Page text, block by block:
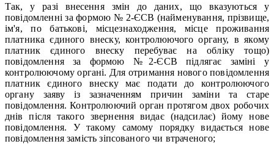
Так, у разі внесення змін до даних, що вказуються у
повідомленні за формою № 2-ЄСВ (найменування, прізвище,
ім'я, по батькові, місцезнаходження, місце проживання
платника єдиного внеску, контролюючого органу, в якому
платник єдиного внеску перебуває на обліку тощо)
повідомлення за формою №2-ЄСВ підлягає заміні у
контролюючому органі. Для отримання нового повідомлення
платник єдиного внеску має подати до контролюючого
органу заяву із зазначенням причин заміни та старе
повідомлення. Контролюючий орган протягом двох робочих
днів після такого звернення видає (надсилає) йому нове
повідомлення. У такому самому порядку видається нове
повідомлення замість зіпсованого чи втраченого;